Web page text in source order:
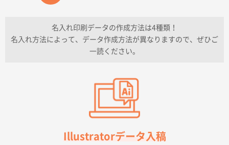
チケットホルダー ダブルポケット
上記のとおりです。
柳さんの対応が素晴らしかった。
フレキソレジ袋 Uバッグ 35号
5000枚
2026年06月28日 15:14
名入れ印刷データの作成方法は4種類！
名入れ方法によって、データ作成方法が異なりますので、ぜひご
一読ください。
Illustratorデータ入稿